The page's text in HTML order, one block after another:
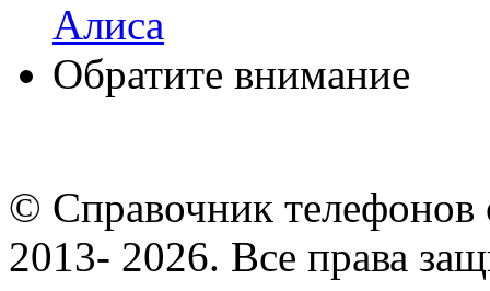
Алиса
Обратите внимание
© Cправочник телефонов
2013- 2026. Все права